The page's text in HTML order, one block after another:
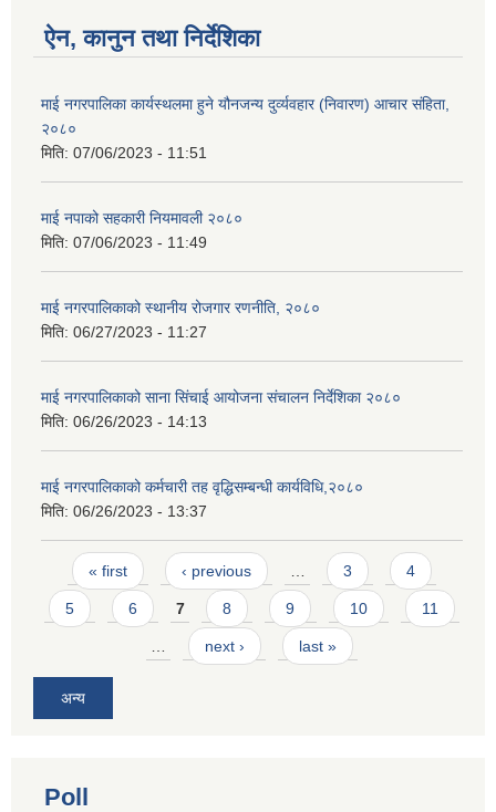
ऐन, कानुन तथा निर्देशिका
माई नगरपालिका कार्यस्थलमा हुने यौनजन्य दुर्व्यवहार (निवारण) आचार संहिता,
२०८०
मिति: 07/06/2023 - 11:51
माई नपाको सहकारी नियमावली २०८०
मिति: 07/06/2023 - 11:49
माई नगरपालिकाको स्थानीय रोजगार रणनीति, २०८०
मिति: 06/27/2023 - 11:27
माई नगरपालिकाको साना सिंचाई आयोजना संचालन निर्देशिका २०८०
मिति: 06/26/2023 - 14:13
माई नगरपालिकाको कर्मचारी तह वृद्धिसम्बन्धी कार्यविधि,२०८०
मिति: 06/26/2023 - 13:37
Pages
« first ‹ previous … 3 4
5 6 7 8 9 10 11
… next › last »
अन्य
Poll